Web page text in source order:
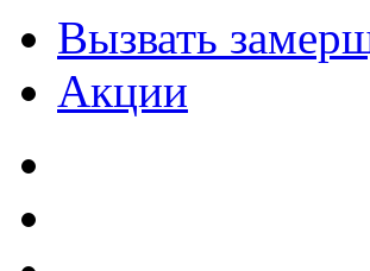
Вызвать
Акции